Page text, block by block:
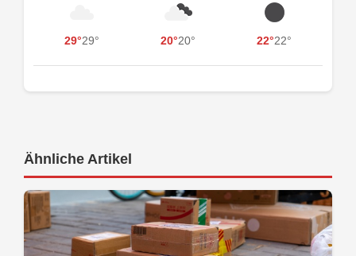
29°29° 20°20° 22°22°
Ähnliche Artikel